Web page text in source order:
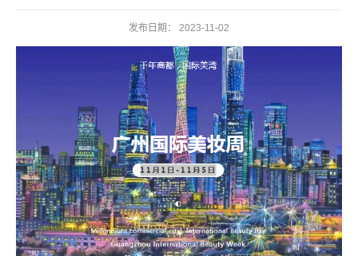
发布日期： 2023-11-02